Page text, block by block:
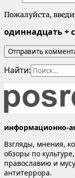
Пожалуйста,
одиннадцать +
Найти:
информационно-
Взгляды, мнения,
обзоры по
православию и
антитеррора.